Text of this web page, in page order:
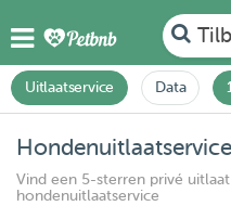
Uitlaatservice Data
Vind een 5-sterren privé
hondenuitlaatservice